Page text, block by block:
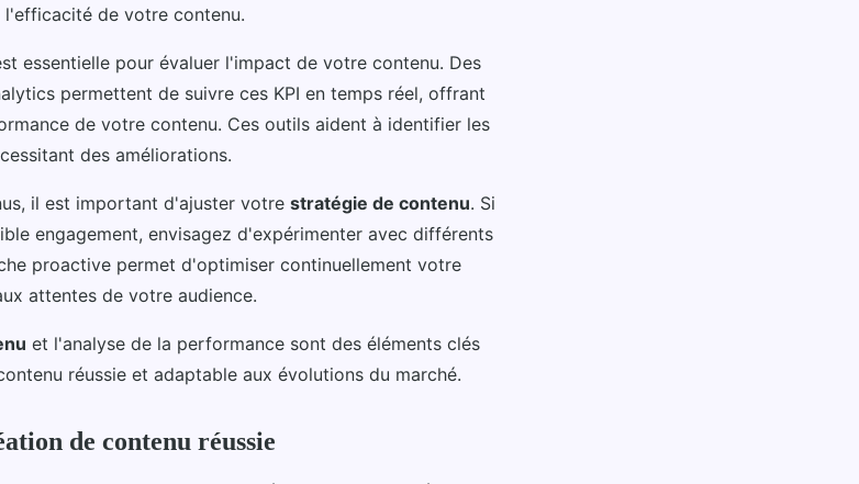
l'efficacité de votre contenu.
essentielle pour évaluer l'impact de votre contenu. Des
permettent de suivre ces KPI en temps réel, offrant
de votre contenu. Ces outils aident à identifier les
des améliorations.
il est important d'ajuster votre stratégie de contenu. Si
engagement, envisagez d'expérimenter avec différents
proactive permet d'optimiser continuellement votre
attentes de votre audience.
et l'analyse de la performance sont des éléments clés
réussie et adaptable aux évolutions du marché.
de contenu réussie